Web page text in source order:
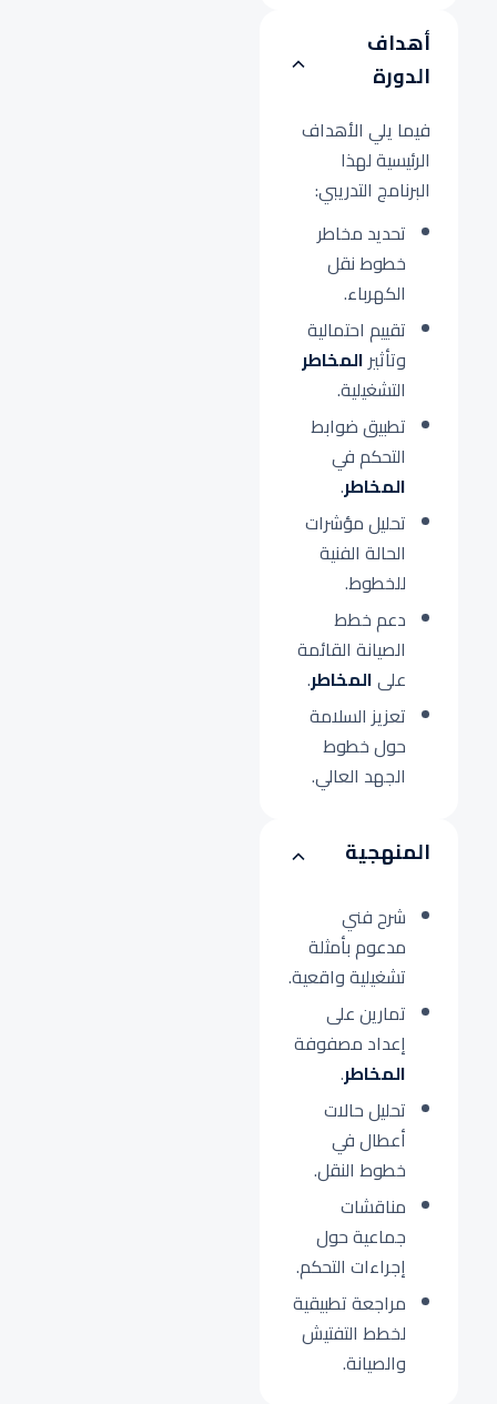
أهداف
الدورة
فيما يلي الأهداف
الرئيسية لهذا
البرنامج التدريبي:
تحديد مخاطر
خطوط نقل
الكهرباء.
تقييم احتمالية
وتأثيرالمخاطر
التشغيلية.
تطبيق ضوابط
التحكم في
المخاطر.
تحليل مؤشرات
الحالة الفنية
للخطوط.
دعم خطط
الصيانة القائمة
علىالمخاطر.
تعزيز السلامة
حول خطوط
الجهد العالي.
المنهجية
شرح فني
مدعوم بأمثلة
تشغيلية واقعية.
تمارين على
إعداد مصفوفة
المخاطر.
تحليل حالات
أعطال في
خطوط النقل.
مناقشات
جماعية حول
إجراءات التحكم.
مراجعة تطبيقية
لخطط التفتيش
والصيانة.